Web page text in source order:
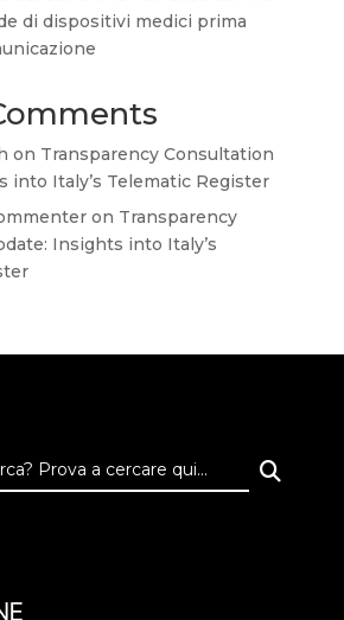
di dispositivi medici prima
on Transparency Consultation
into Italy’s Telematic Register
on Transparency
Insights into Italy’s